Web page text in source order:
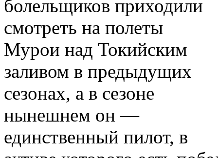
болельщиков приходили
смотреть на полеты
Мурои над Токийским
заливом в предыдущих
сезонах, а в сезоне
нынешнем он —
единственный пилот, в